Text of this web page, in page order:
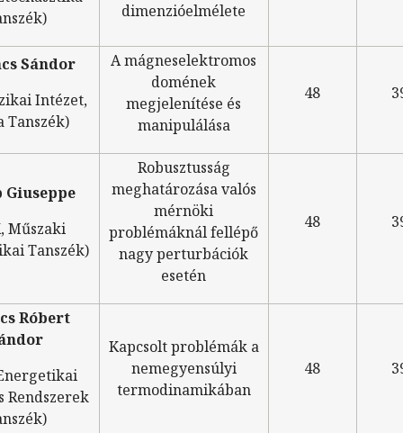
dimenzióelmélete
Sándor
Intézet,
Tanszék)
A mágneselektromos
domének
megjelenítése és
manipulálása
48
Műszaki
Tanszék)
Robusztusság
meghatározása valós
mérnöki
problémáknál fellépő
nagy perturbációk
esetén
48
Róbert
Rendszerek
Kapcsolt problémák a
nemegyensúlyi
termodinamikában
48